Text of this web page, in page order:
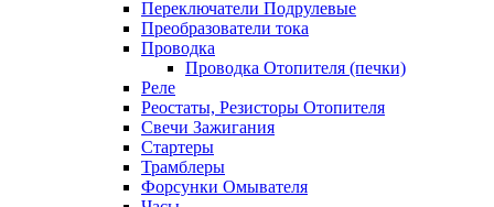
Переключатели Подрулевые
Преобразователи тока
Проводка
Проводка Отопителя (печки)
Реле
Реостаты, Резисторы Отопителя
Свечи Зажигания
Стартеры
Трамблеры
Форсунки Омывателя